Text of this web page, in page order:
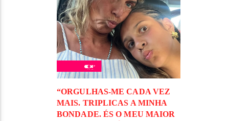
“ORGULHAS-ME CADA VEZ
MAIS. TRIPLICAS A MINHA
BONDADE. ÉS O MEU MAIOR